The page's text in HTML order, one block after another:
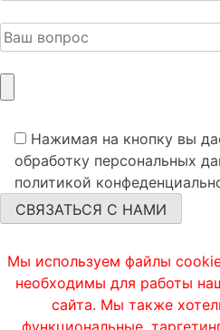
Нажимая на кнопку вы
обработку персональных
политикой
Мы используем файлы
необходимы для работы
сайта. Мы также
функциональные,